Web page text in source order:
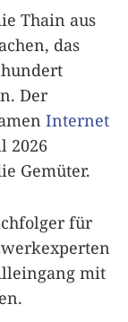
Thain aus
das
Der
Internet
2026
Gemüter.
für
mit